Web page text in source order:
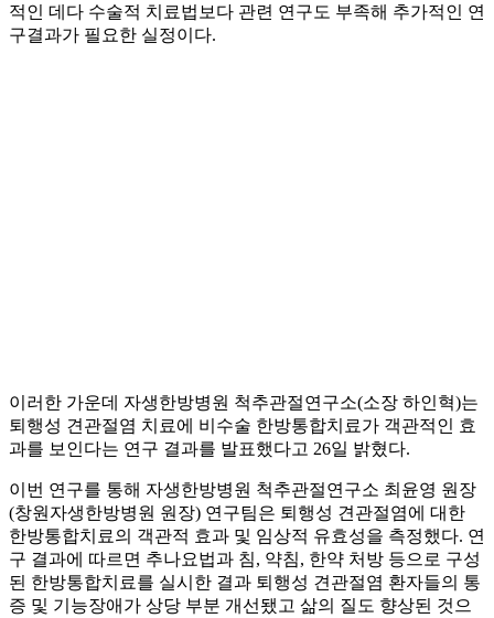
적인 데다 수술적 치료법보다 관련 연구도 부족해 추가적인 연
구결과가 필요한 실정이다.
이러한 가운데 자생한방병원 척추관절연구소(소장 하인혁)는
퇴행성 견관절염 치료에 비수술 한방통합치료가 객관적인 효
과를 보인다는 연구 결과를 발표했다고 26일 밝혔다.
이번 연구를 통해 자생한방병원 척추관절연구소 최윤영 원장
(창원자생한방병원 원장) 연구팀은 퇴행성 견관절염에 대한
한방통합치료의 객관적 효과 및 임상적 유효성을 측정했다. 연
구 결과에 따르면 추나요법과 침, 약침, 한약 처방 등으로 구성
된 한방통합치료를 실시한 결과 퇴행성 견관절염 환자들의 통
증 및 기능장애가 상당 부분 개선됐고 삶의 질도 향상된 것으